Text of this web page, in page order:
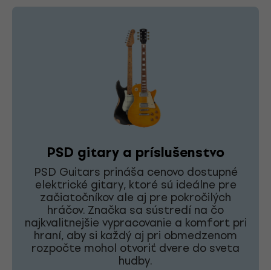
PSD gitary a príslušenstvo
PSD Guitars prináša cenovo dostupné
elektrické gitary, ktoré sú ideálne pre
začiatočníkov ale aj pre pokročilých
hráčov. Značka sa sústredí na čo
najkvalitnejšie vypracovanie a komfort pri
hraní, aby si každý aj pri obmedzenom
rozpočte mohol otvoriť dvere do sveta
hudby.